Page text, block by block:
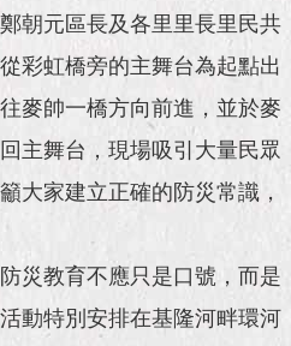
朝元區長及各里里長里民共
彩虹橋旁的主舞台為起點出
麥帥一橋方向前進，並於麥
主舞台，現場吸引大量民眾
大家建立正確的防災常識，
災教育不應只是口號，而是
動特別安排在基隆河畔環河